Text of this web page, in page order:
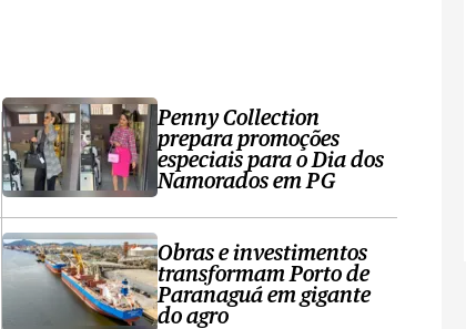
Penny Collection
prepara promoções
especiais para o Dia dos
Namorados em PG
Obras e investimentos
transformam Porto de
Paranaguá em gigante
do agro